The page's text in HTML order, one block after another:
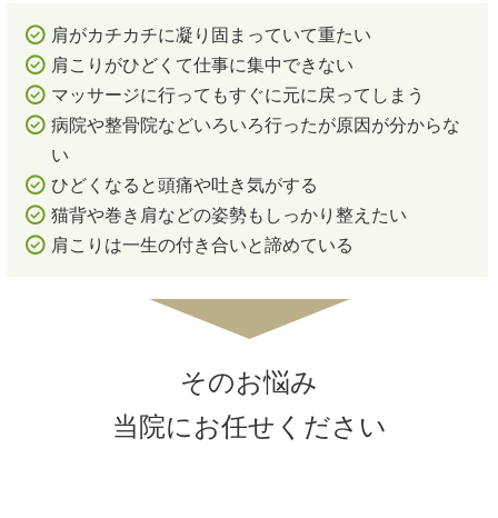
肩がカチカチに凝り固まっていて重たい
肩こりがひどくて仕事に集中できない
マッサージに行ってもすぐに元に戻ってしまう
病院や整骨院などいろいろ行ったが原因が分からな
い
ひどくなると頭痛や吐き気がする
猫背や巻き肩などの姿勢もしっかり整えたい
肩こりは一生の付き合いと諦めている
そのお悩み
当院にお任せください